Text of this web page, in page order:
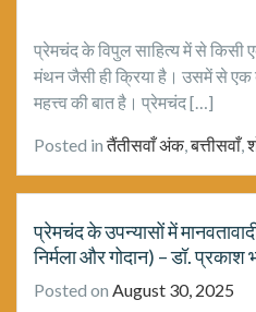
प्रेमचंद के विपुल साहित्य में से किसी
मंथन जैसी ही क्रिया है। उसमें से एक
महत्त्व की बात है। प्रेमचंद […]
Posted inतैंतीसवाँ अंक,बत्तीसवाँ,
प्रेमचंद के उपन्यासों में
निर्मला और गोदान) – डॉ. प्रकाश
Posted on August 30, 2025